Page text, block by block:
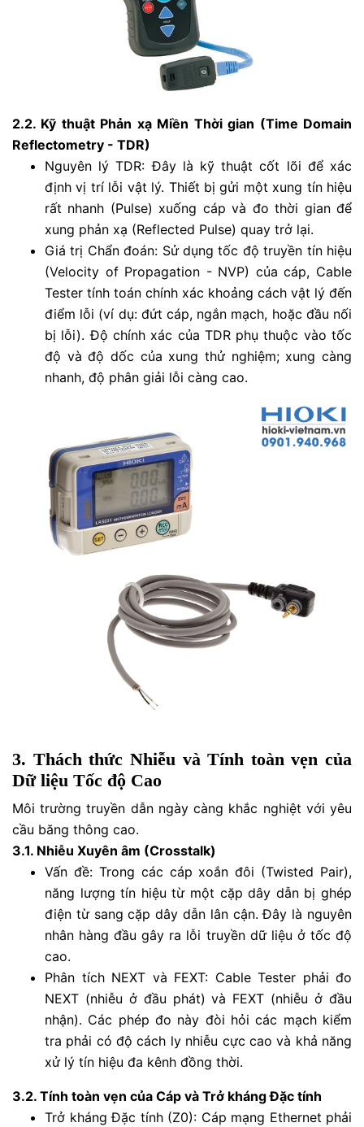
2.2. Kỹ thuật Phản xạ Miền Thời gian (Time Domain
Reflectometry - TDR)
Nguyên lý TDR: Đây là kỹ thuật cốt lõi để xác
định vị trí lỗi vật lý. Thiết bị gửi một xung tín hiệu
rất nhanh (Pulse) xuống cáp và đo thời gian để
xung phản xạ (Reflected Pulse) quay trở lại.
Giá trị Chẩn đoán: Sử dụng tốc độ truyền tín hiệu
(Velocity of Propagation - NVP) của cáp, Cable
Tester tính toán chính xác khoảng cách vật lý đến
điểm lỗi (ví dụ: đứt cáp, ngắn mạch, hoặc đầu nối
bị lỗi). Độ chính xác của TDR phụ thuộc vào tốc
độ và độ dốc của xung thử nghiệm; xung càng
nhanh, độ phân giải lỗi càng cao.
3. Thách thức Nhiễu và Tính toàn vẹn của
Dữ liệu Tốc độ Cao
Môi trường truyền dẫn ngày càng khắc nghiệt với yêu
cầu băng thông cao.
3.1. Nhiễu Xuyên âm (Crosstalk)
Vấn đề: Trong các cáp xoắn đôi (Twisted Pair),
năng lượng tín hiệu từ một cặp dây dẫn bị ghép
điện từ sang cặp dây dẫn lân cận. Đây là nguyên
nhân hàng đầu gây ra lỗi truyền dữ liệu ở tốc độ
cao.
Phân tích NEXT và FEXT: Cable Tester phải đo
NEXT (nhiễu ở đầu phát) và FEXT (nhiễu ở đầu
nhận). Các phép đo này đòi hỏi các mạch kiểm
tra phải có độ cách ly nhiễu cực cao và khả năng
xử lý tín hiệu đa kênh đồng thời.
3.2. Tính toàn vẹn của Cáp và Trở kháng Đặc tính
Trở kháng Đặc tính (Z0​): Cáp mạng Ethernet phải